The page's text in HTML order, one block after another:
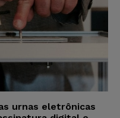
urnas eletrônicas